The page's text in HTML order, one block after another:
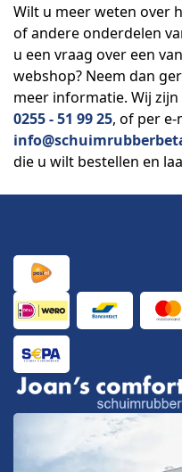
Wilt u meer weten over
of andere onderdelen
u een vraag over een
webshop? Neem dan
meer informatie. Wij
0255 - 51 99 25, of per e-
die u wilt bestellen en